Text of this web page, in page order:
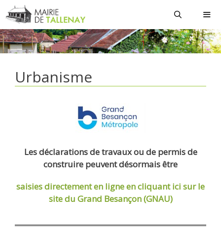
Aller
au
contenu
Urbanisme
Les déclarations de travaux ou de permis de
construire peuvent désormais être
saisies directement en ligneen cliquant ici sur le
site du Grand Besançon (GNAU)